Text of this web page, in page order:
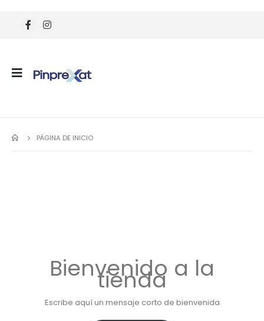
PÁGINA DE INICIO
Bienvenido a la
tienda
Escribe aquí un mensaje corto de bienvenida